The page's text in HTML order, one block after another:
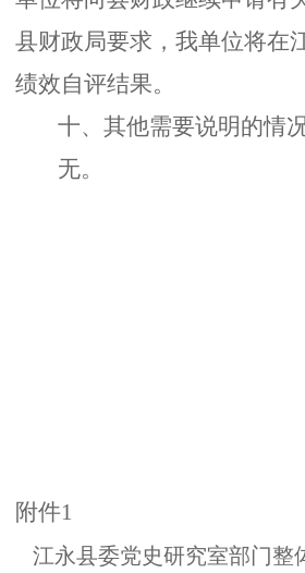
县财政局要求，我单位将在
绩效自评结果。
十、其他需要说明的情
无。
附件1
江永县委党史研究室部门整